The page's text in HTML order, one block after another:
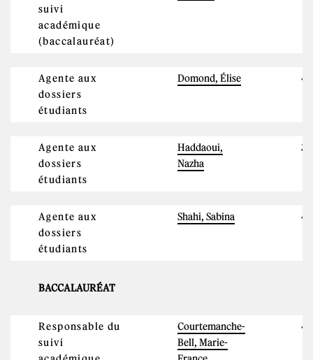
suivi
académique
(baccalauréat)
Agente aux
dossiers
étudiants
Domond, Élise
Agente aux
dossiers
étudiants
Haddaoui,
Nazha
Agente aux
dossiers
étudiants
Shahi, Sabina
BACCALAURÉAT
Responsable du
suivi
Courtemanche-
Bell, Marie-